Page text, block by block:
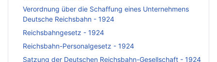
Verordnung über die Schaffung eines Unternehmens
Deutsche Reichsbahn - 1924
Reichsbahngesetz - 1924
Reichsbahn-Personalgesetz - 1924
Satzung der Deutschen Reichsbahn-Gesellschaft - 1924